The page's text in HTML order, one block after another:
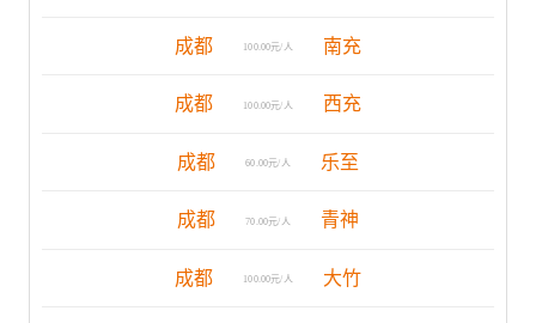
成都 100.00元/人 南充
成都 100.00元/人 西充
成都 60.00元/人 乐至
成都 70.00元/人 青神
成都 100.00元/人 大竹